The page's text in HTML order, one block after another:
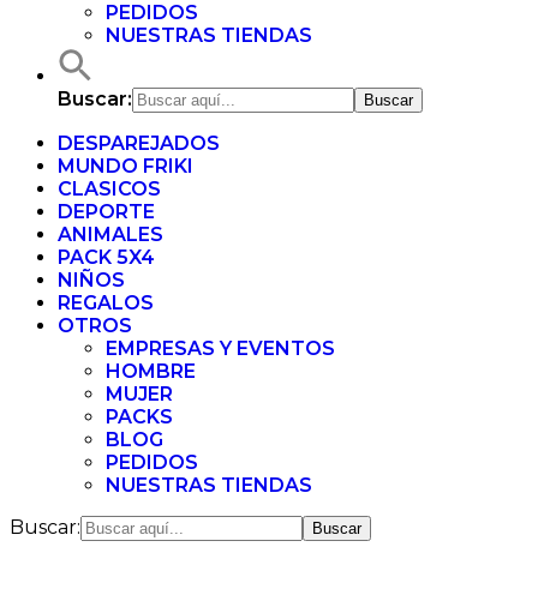
PEDIDOS
NUESTRAS TIENDAS
Buscar:
DESPAREJADOS
MUNDO FRIKI
CLASICOS
DEPORTE
ANIMALES
PACK 5X4
NIÑOS
REGALOS
OTROS
EMPRESAS Y EVENTOS
HOMBRE
MUJER
PACKS
BLOG
PEDIDOS
NUESTRAS TIENDAS
Buscar: